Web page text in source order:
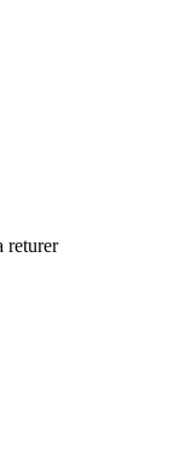
returer